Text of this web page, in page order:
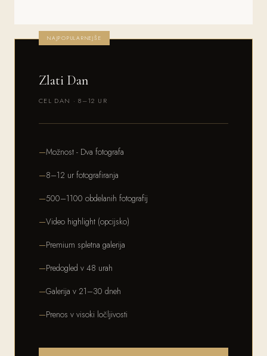
NAJPOPULARNEJŠE
Zlati Dan
CEL DAN · 8–12 UR
Možnost - Dva fotografa
8–12 ur fotografiranja
500–1100 obdelanih fotografij
Video highlight (opcijsko)
Premium spletna galerija
Predogled v 48 urah
Galerija v 21–30 dneh
Prenos v visoki ločljivosti